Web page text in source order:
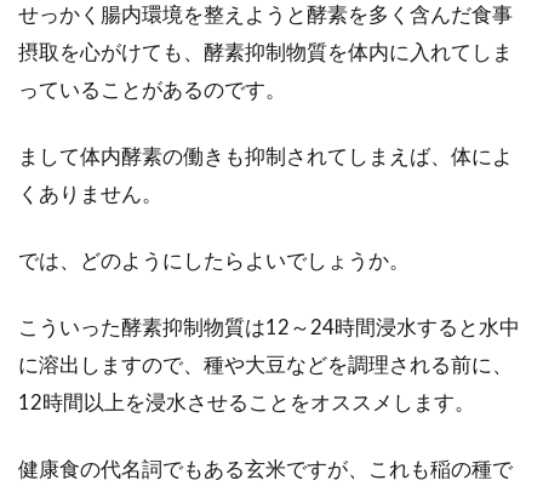
体に良いの...
せっかく腸内環境を整えようと酵素を多く含んだ食事
摂取を心がけても、酵素抑制物質を体内に入れてしま
っていることがあるのです。
まして体内酵素の働きも抑制されてしまえば、体によ
くありません。
では、どのようにしたらよいでしょうか。
こういった酵素抑制物質は12～24時間浸水すると水中
に溶出しますので、種や大豆などを調理される前に、
12時間以上を浸水させることをオススメします。
健康食の代名詞でもある玄米ですが、これも稲の種で